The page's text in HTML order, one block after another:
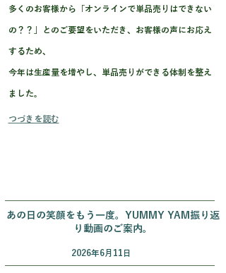
多くのお客様から「オンラインで単品売りはできない
の？？」とのご要望をいただき、お客様の声にお応え
するため、
今年は生産量を増やし、単品売りができる体制を整え
ました。
つづきを読む
あの日の笑顔をもう一度。YUMMY YAM振り返
り動画のご案内。
2026年6月11日